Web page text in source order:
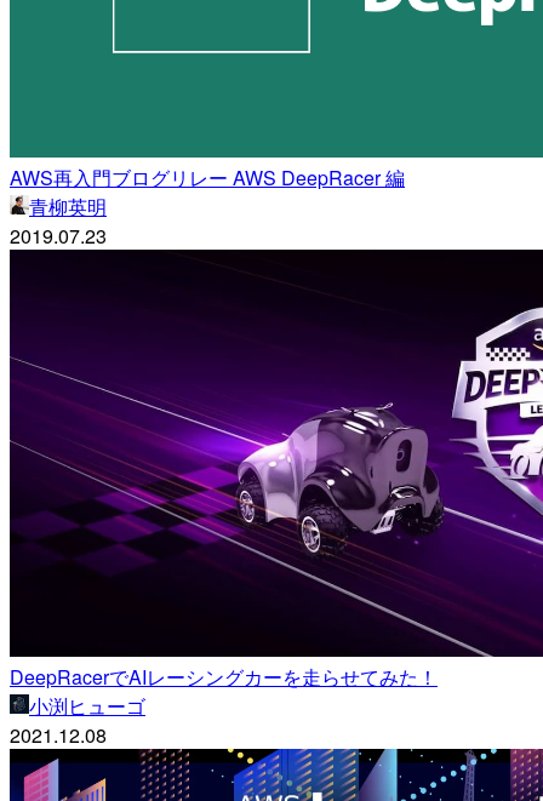
AWS再入門ブログリレー AWS DeepRacer 編
青柳英明
2019.07.23
DeepRacerでAIレーシングカーを走らせてみた！
小渕ヒューゴ
2021.12.08